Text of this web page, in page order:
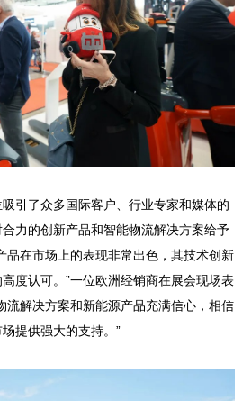
引了众多国际客户、行业专家和媒体的
力的创新产品和智能物流解决方案给予
品在市场上的表现非常出色，其技术创新
度认可。”一位欧洲经销商在展会现场表
流解决方案和新能源产品充满信心，相信
提供强大的支持。”